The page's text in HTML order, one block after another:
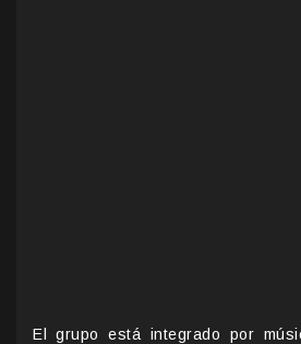
El grupo está integrado por